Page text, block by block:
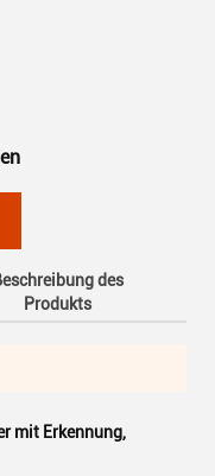
des
Produkts
mit Erkennung,